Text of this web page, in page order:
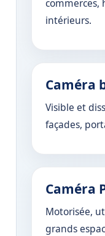
commerces,
intérieurs.
Caméra
Visible et
façades,
Caméra
Motorisée,
grands